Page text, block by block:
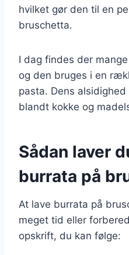
hvilket gør den til en
bruschetta.
I dag findes der
og den bruges i en
pasta. Dens
blandt kokke og
Sådan laver
burrata på
At lave burrata på
meget tid eller
opskrift, du kan følge: